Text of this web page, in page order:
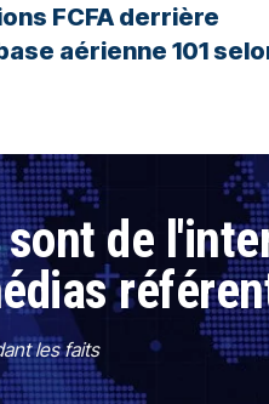
FCFA derrière
aérienne 101
de
les faits